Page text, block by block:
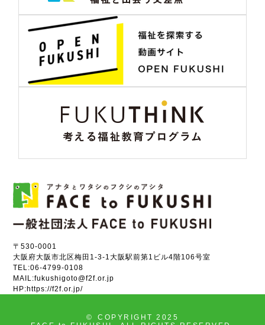
〒530-0001
大阪府大阪市北区梅田1-3-1大阪駅前第1ビル4階106号室
TEL:06-4799-0108
MAIL:fukushigoto@f2f.or.jp
HP:https://f2f.or.jp/
©
COPYRIGHT 2025